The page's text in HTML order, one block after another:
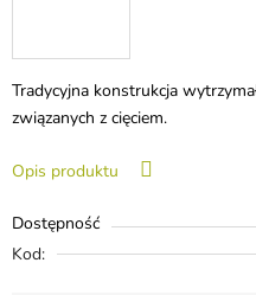
Tradycyjna konstrukcja
związanych z cięciem.
Opis produktu
Dostępność
Kod: